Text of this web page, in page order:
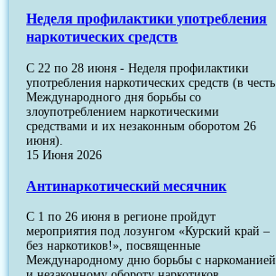
Неделя профилактики употребления
наркотических средств
С 22 по 28 июня - Неделя профилактики
употребления наркотических средств (в честь
Международного дня борьбы со
злоупотреблением наркотическими
средствами и их незаконным оборотом 26
июня).
15 Июня 2026
Антинаркотический месячник
С 1 по 26 июня в регионе пройдут
мероприятия под лозунгом «Курский край –
без наркотиков!», посвященные
Международному дню борьбы с наркоманией